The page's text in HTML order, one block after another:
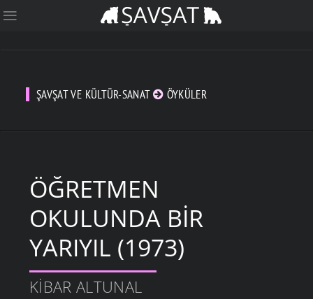
ŞAVŞAT VE KÜLTÜR-SANAT ÖYKÜLER
ÖĞRETMEN
OKULUNDA BIR
YARIYIL (1973)
KIBAR ALTUNAL